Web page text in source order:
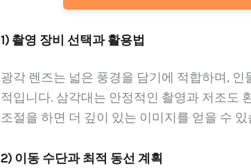
1) 촬영 장비 선택과 활용법
광각 렌즈는 넓은 풍경을 담기에 적합하며,
적입니다. 삼각대는 안정적인 촬영과 저조도
조절을 하면 더 깊이 있는 이미지를 얻을 수 있
2) 이동 수단과 최적 동선 계획